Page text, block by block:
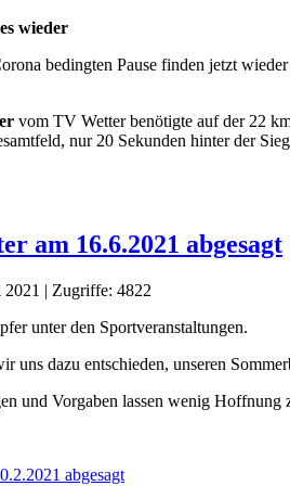
wieder
bedingten Pause finden jetzt
vom TV Wetter benötigte auf der 22
nur 20 Sekunden hinter der
am 16.6.2021 abgesagt
| Zugriffe: 4822
unter den Sportveranstaltungen.
uns dazu entschieden, unseren
und Vorgaben lassen wenig Hoffnung
abgesagt